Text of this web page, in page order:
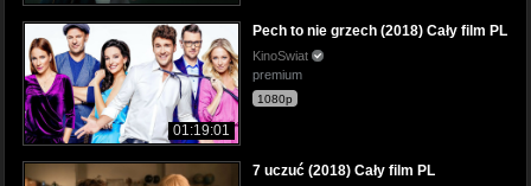
01:19:01
Pech to nie grzech (2018) Cały film PL
KinoSwiat
premium
1080p
7 uczuć (2018) Cały film PL